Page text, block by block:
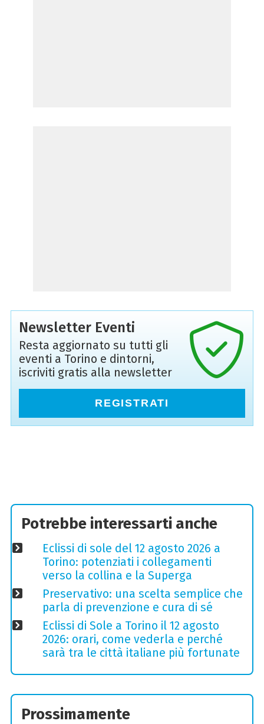
Newsletter Eventi
Resta aggiornato su tutti gli
eventi a Torino e dintorni,
iscriviti gratis alla newsletter
REGISTRATI
Potrebbe interessarti anche
Eclissi di sole del 12 agosto 2026 a
Torino: potenziati i collegamenti
verso la collina e la Superga
Preservativo: una scelta semplice che
parla di prevenzione e cura di sé
Eclissi di Sole a Torino il 12 agosto
2026: orari, come vederla e perché
sarà tra le città italiane più fortunate
Prossimamente